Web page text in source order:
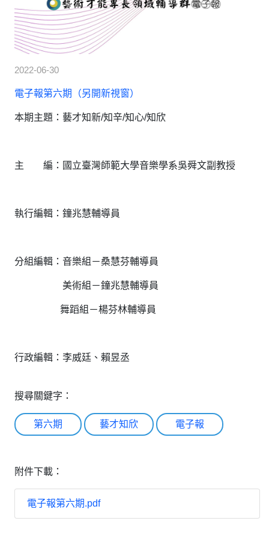
2022-06-30
電子報第六期（另開新視窗）
本期主題：藝才知新/知辛/知心/知欣
主 編：國立臺灣師範大學音樂學系吳舜文副教授
執行編輯：鐘兆慧輔導員
分組編輯：音樂組－桑慧芬輔導員
美術組－鐘兆慧輔導員
舞蹈組－楊芬林輔導員
行政編輯：李威廷、賴昱丞
搜尋關鍵字：
第六期 藝才知欣 電子報
附件下載：
電子報第六期.pdf